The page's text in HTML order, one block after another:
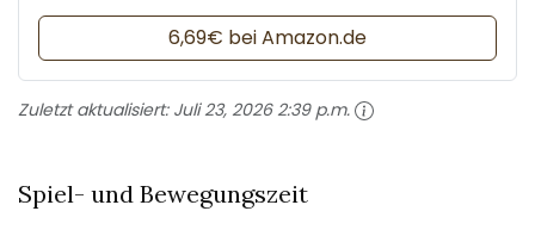
6,69€ bei Amazon.de
Zuletzt aktualisiert: Juli 23, 2026 2:39 p.m.
Spiel- und Bewegungszeit